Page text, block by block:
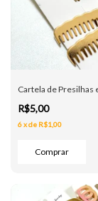
Cartela de Presilhas
R$5,00
6xde R$1,00